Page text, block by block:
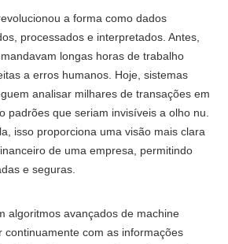
a forma como dados
processados e interpretados. Antes,
longas horas de trabalho
a erros humanos. Hoje, sistemas
analisar milhares de transações em
padrões que seriam invisíveis a olho nu.
isso proporciona uma visão mais clara
de uma empresa, permitindo
e seguras.
algoritmos avançados de machine
continuamente com as informações